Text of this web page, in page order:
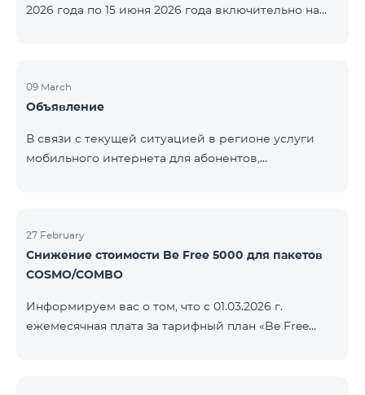
2026 года по 15 июня 2026 года включительно на
Региональный будут доступны со скидкой 25% при
подключении на 12 месяцев с автоматическим
пакет COMBO 4 9900 также предоставляется со
скидкой 25% сроком на 12 месяцев. Кроме того, для
09 March
Объявление
В связи с текущей ситуацией в регионе услуги
мобильного интернета для абонентов,
Дополнительная информация будет
предоставлена в случае изменения ситуации.
Благодарим за понимание.
27 February
Снижение стоимости Be Free 5000 для пакетов
COSMO/COMBO
Информируем вас о том, что с 01.03.2026 г.
ежемесячная плата за тарифный план «Be Free